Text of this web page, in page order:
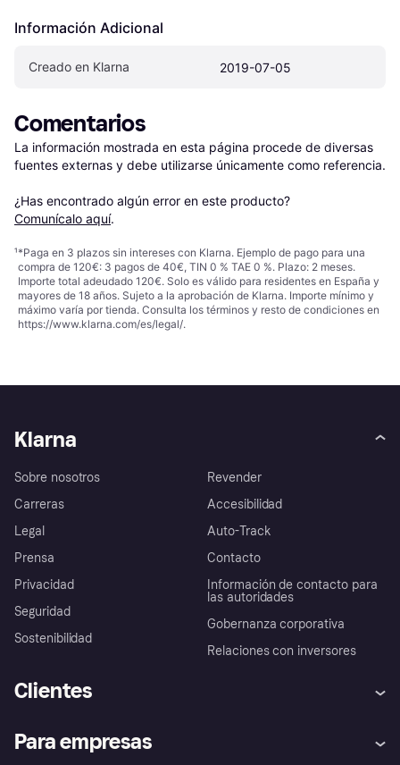
Información Adicional
Creado en Klarna 2019-07-05
Comentarios
La información mostrada en esta página procede de diversas
fuentes externas y debe utilizarse únicamente como referencia.
¿Has encontrado algún error en este producto?
Comunícalo aquí.
¹*Paga en 3 plazos sin intereses con Klarna. Ejemplo de pago para una
compra de 120€: 3 pagos de 40€, TIN 0 % TAE 0 %. Plazo: 2 meses.
Importe total adeudado 120€. Solo es válido para residentes en España y
mayores de 18 años. Sujeto a la aprobación de Klarna. Importe mínimo y
máximo varía por tienda. Consulta los términos y resto de condiciones en
https://www.klarna.com/es/legal/.
Klarna
Sobre nosotros
Carreras
Legal
Prensa
Privacidad
Seguridad
Sostenibilidad
Revender
Accesibilidad
Auto-Track
Contacto
Información de contacto para
las autoridades
Gobernanza corporativa
Relaciones con inversores
Clientes
Inicio de sesión
Para empresas